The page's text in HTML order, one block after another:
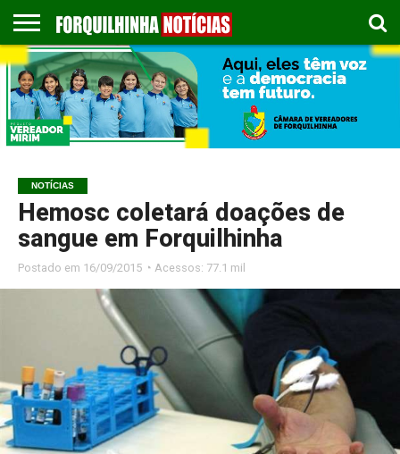
COLUNISTAS
EMPREGOS
ESPORTES
PUBLICAÇÃO
LEGAL
GASTRONOMIA
CONTATO
NOTÍCIAS
Hemosc coletará doações de
sangue em Forquilhinha
Postado em 16/09/2015 ◔ Acessos: 77.1 mil